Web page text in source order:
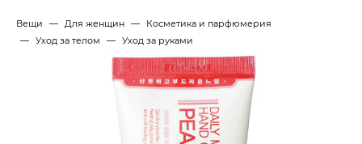
Вещи Для женщин
Косметика и парфюмерия
Уход за телом
Уход за руками